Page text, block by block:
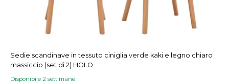
Sedie scandinave in tessuto ciniglia verde kaki e legno chiaro
massiccio (set di 2) HOLO
Disponibile 2 settimane